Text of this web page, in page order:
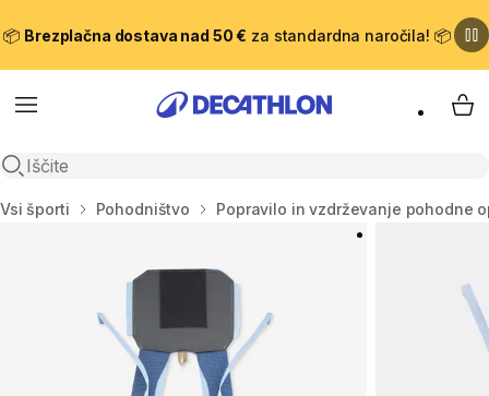
📦 Brezplačna dostava nad 50 € za standardna naročila! 📦
Meni
Odpri iskanje
Domov
Vsi športi Pohodništvo Popravilo in vzdrževanje pohodne